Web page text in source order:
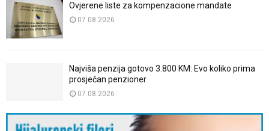
Ovjerene liste za kompenzacione mandate
07.08.2026
Najviša penzija gotovo 3.800 KM: Evo koliko prima
prosječan penzioner
07.08.2026